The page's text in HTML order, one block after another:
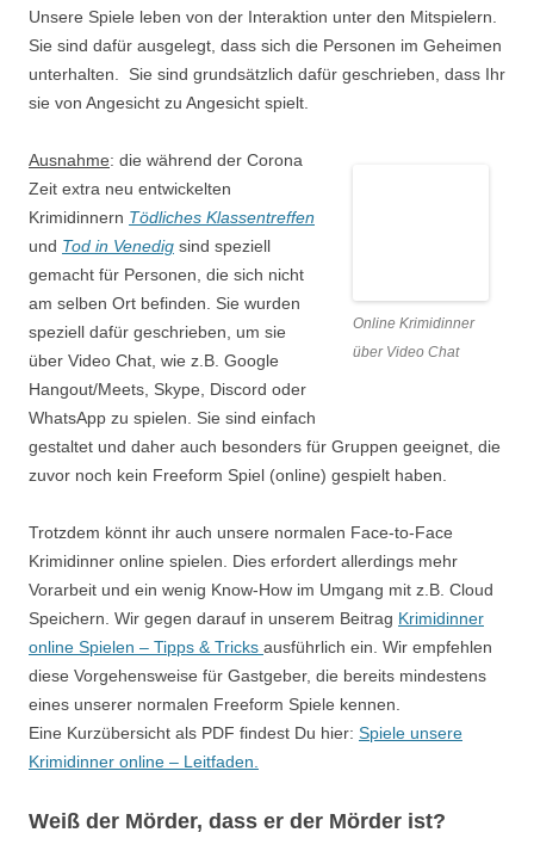
Unsere Spiele leben von der Interaktion unter den Mitspielern.
Sie sind dafür ausgelegt, dass sich die Personen im Geheimen
unterhalten. Sie sind grundsätzlich dafür geschrieben, dass Ihr
sie von Angesicht zu Angesicht spielt.
Online Krimidinner
über Video Chat
Ausnahme: die während der Corona
Zeit extra neu entwickelten
Krimidinnern Tödliches Klassentreffen
und Tod in Venedig sind speziell
gemacht für Personen, die sich nicht
am selben Ort befinden. Sie wurden
speziell dafür geschrieben, um sie
über Video Chat, wie z.B. Google
Hangout/Meets, Skype, Discord oder
WhatsApp zu spielen. Sie sind einfach
gestaltet und daher auch besonders für Gruppen geeignet, die
zuvor noch kein Freeform Spiel (online) gespielt haben.
Trotzdem könnt ihr auch unsere normalen Face-to-Face
Krimidinner online spielen. Dies erfordert allerdings mehr
Vorarbeit und ein wenig Know-How im Umgang mit z.B. Cloud
Speichern. Wir gegen darauf in unserem Beitrag Krimidinner
online Spielen – Tipps & Tricks ausführlich ein. Wir empfehlen
diese Vorgehensweise für Gastgeber, die bereits mindestens
eines unserer normalen Freeform Spiele kennen.
Eine Kurzübersicht als PDF findest Du hier: Spiele unsere
Krimidinner online – Leitfaden.
Weiß der Mörder, dass er der Mörder ist?